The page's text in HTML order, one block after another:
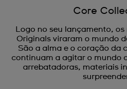
Core
Logo no seu lançamento,
Originals viraram o mundo
São a alma e o coração da
continuam a agitar o mundo
arrebatadoras, materiais